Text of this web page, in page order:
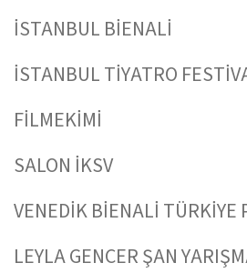
İSTANBUL BİENALİ
İSTANBUL TİYATRO
FİLMEKİMİ
SALON İKSV
VENEDİK BİENALİ TÜRKİYE
LEYLA GENCER ŞAN